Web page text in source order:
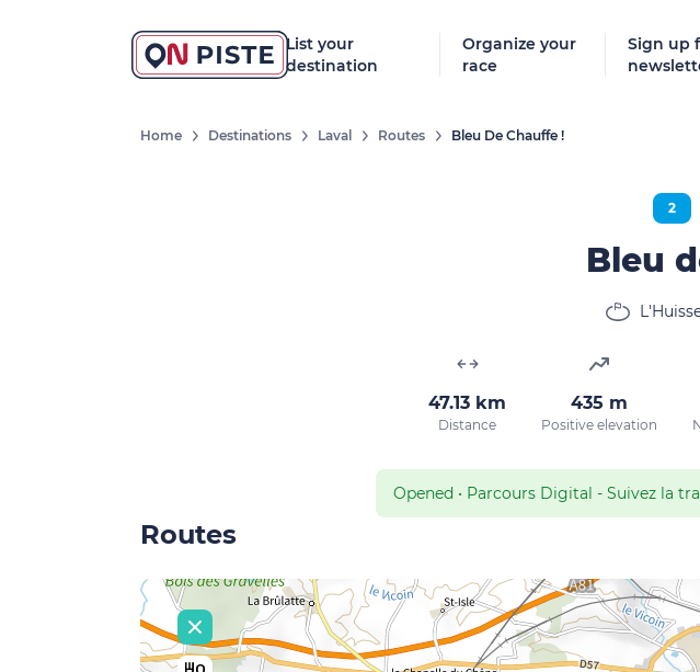
List your
destination
Organize your
race
Sign up
Home Destinations Laval Routes Bleu De Chauffe !
2
Bleu
47.13 km
Distance
435 m
Positive elevation
Opened • Parcours Digital - Suivez la
Routes